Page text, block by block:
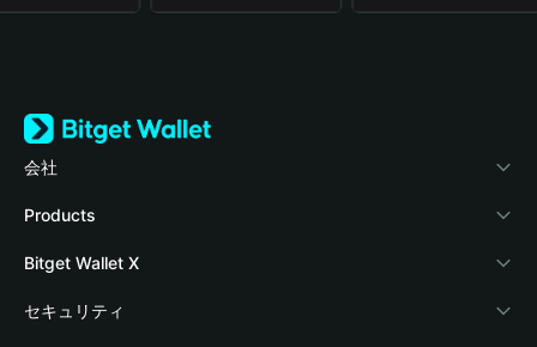
会社
Bitget Walletについて
ブログ
アカデミー
Products
Crypto Card
Stablecoin Earn
Bitget Wallet X
デベロッパー
セキュリティ